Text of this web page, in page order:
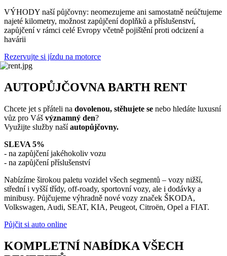
VÝHODY naší půjčovny: neomezujeme ani samostatně neúčtujeme
najeté kilometry, možnost zapůjčení doplňků a příslušenství,
zapůjčení v rámci celé Evropy včetně pojištění proti odcizení a
havárii
Rezervujte si jízdu na motorce
AUTOPŮJČOVNA BARTH RENT
Chcete jet s přáteli na dovolenou, stěhujete se nebo hledáte luxusní
vůz pro Váš významný den?
Využijte služby našíautopůjčovny.
SLEVA 5%
- na zapůjčení jakéhokoliv vozu
- na zapůjčení příslušenství
Nabízíme širokou paletu vozidel všech segmentů – vozy nižší,
střední i vyšší třídy, off-roady, sportovní vozy, ale i dodávky a
minibusy. Půjčujeme výhradně nové vozy značek ŠKODA,
Volkswagen, Audi, SEAT, KIA, Peugeot, Citroën, Opel a FIAT.
Půjčit si auto online
KOMPLETNÍ NABÍDKA VŠECH